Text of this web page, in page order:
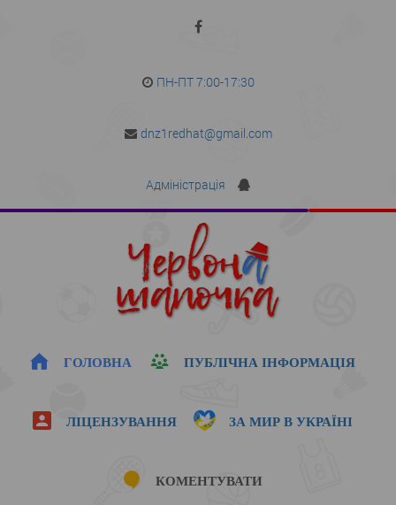
ПН-ПТ 7:00-17:30
dnz1redhat@gmail.com
Адміністрація
ГОЛОВНА ПУБЛІЧНА ІНФОРМАЦІЯ
ЛІЦЕНЗУВАННЯ ЗА МИР В УКРАЇНІ
КОМЕНТУВАТИ